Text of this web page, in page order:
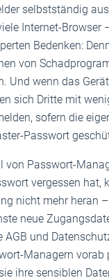
selbstständig
Internet-Browser
Bedenken:
von
Und wenn das
sich Dritte mit
sofern die
Passwort
von Passwort-
vergessen hat,
nicht mehr heran
neue
AGB und
Managern vorab
ihre sensiblen